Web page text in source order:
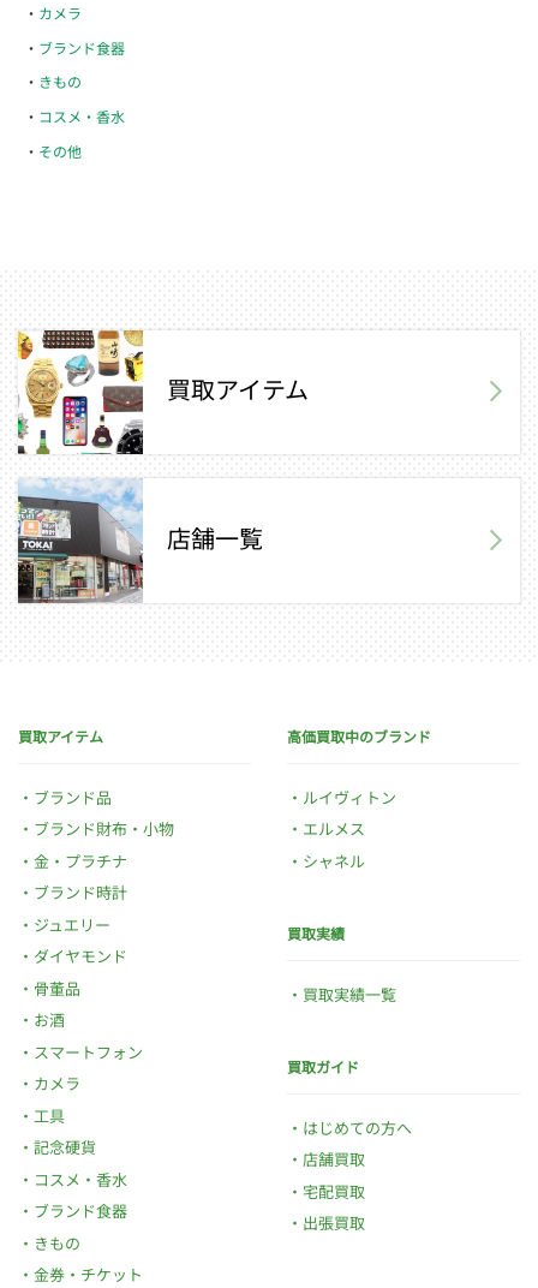
カメラ
ブランド食器
きもの
コスメ・香水
その他
買取アイテム
店舗一覧
買取アイテム
ブランド品
ブランド財布・小物
金・プラチナ
ブランド時計
ジュエリー
ダイヤモンド
骨董品
お酒
スマートフォン
カメラ
工具
記念硬貨
コスメ・香水
ブランド食器
きもの
金券・チケット
高価買取中のブランド
ルイヴィトン
エルメス
シャネル
買取実績
買取実績一覧
買取ガイド
はじめての方へ
店舗買取
宅配買取
出張買取